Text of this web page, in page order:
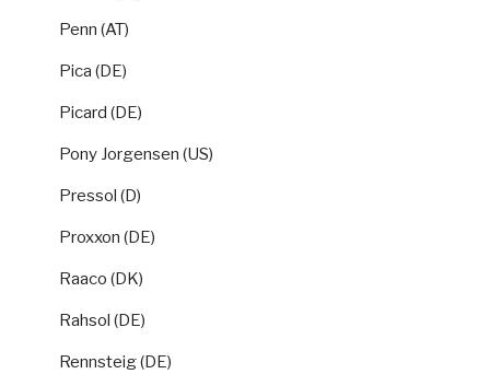
Penn (AT)
Pica (DE)
Picard (DE)
Pony Jorgensen (US)
Pressol (D)
Proxxon (DE)
Raaco (DK)
Rahsol (DE)
Rennsteig (DE)